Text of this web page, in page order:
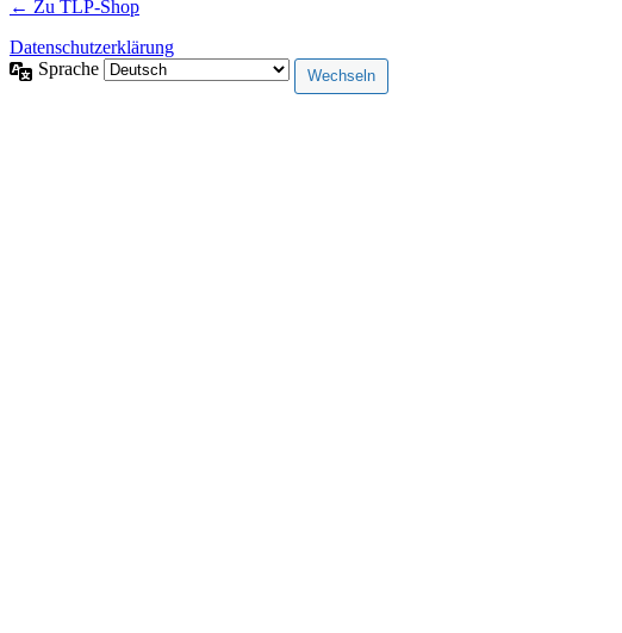
← Zu TLP-Shop
Datenschutzerklärung
Sprache